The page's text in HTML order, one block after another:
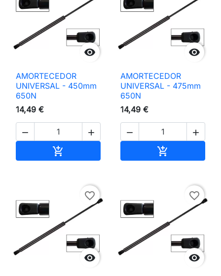

AMORTECEDOR
UNIVERSAL - 450mm
650N
14,49 €
 


AMORTECEDOR
UNIVERSAL - 475mm
650N
14,49 €
 


favorite_border

favorite_border